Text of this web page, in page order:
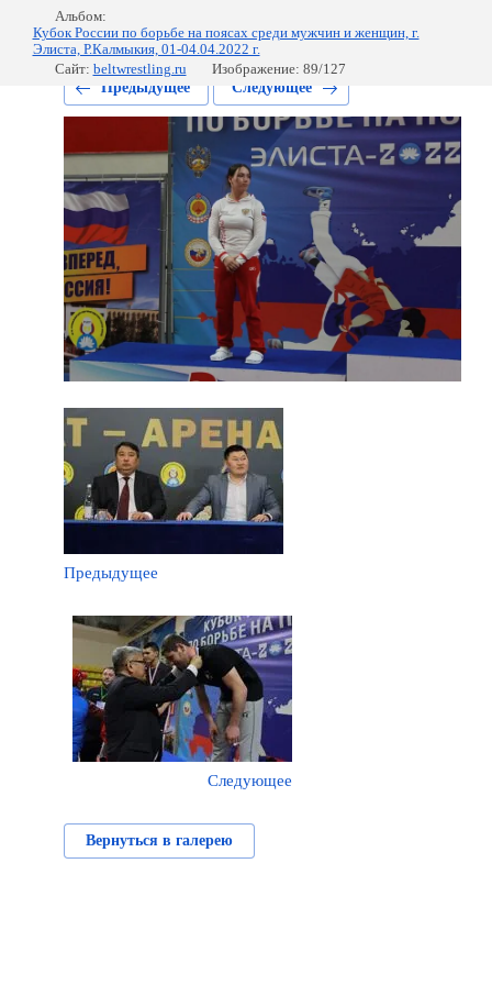
Альбом:
Кубок России по борьбе на поясах среди мужчин и женщин, г.
Элиста, Р.Калмыкия, 01-04.04.2022 г.
Сайт: beltwrestling.ru
Изображение: 89/127
Предыдущее
Следующее
Предыдущее
Следующее
Вернуться в галерею